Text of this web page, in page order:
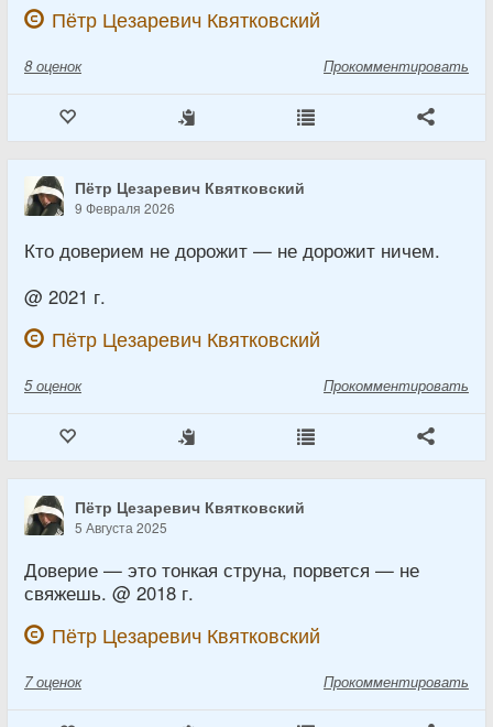
Пётр Цезаревич Квятковский
8 оценок Прокомментировать
Пётр Цезаревич Квятковский
9 Февраля 2026
Кто доверием не дорожит — не дорожит ничем.
@ 2021 г.
Пётр Цезаревич Квятковский
5 оценок Прокомментировать
Пётр Цезаревич Квятковский
5 Августа 2025
Доверие — это тонкая струна, порвется — не
свяжешь. @ 2018 г.
Пётр Цезаревич Квятковский
7 оценок Прокомментировать